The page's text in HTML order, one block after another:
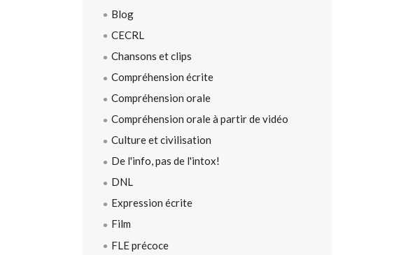
Blog
CECRL
Chansons et clips
Compréhension écrite
Compréhension orale
Compréhension orale à partir de vidéo
Culture et civilisation
De l'info, pas de l'intox!
DNL
Expression écrite
Film
FLE précoce